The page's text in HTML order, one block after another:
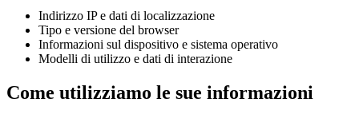
Indirizzo IP e dati di localizzazione
Tipo e versione del browser
Informazioni sul dispositivo e sistema operativo
Modelli di utilizzo e dati di interazione
Come utilizziamo le sue informazioni